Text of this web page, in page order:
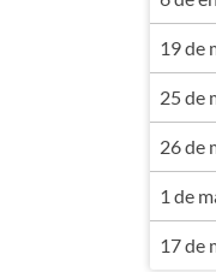
19 de
25 de
26 de
1 de
17 de